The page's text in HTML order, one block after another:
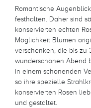
Romantische
festhalten. Daher sind
konservierten echten
Möglichkeit Blumen
verschenken, die bis zu
wunderschönen Abend
in einem schonenden
so ihre spezielle
konservierten Rosen
und gestaltet.